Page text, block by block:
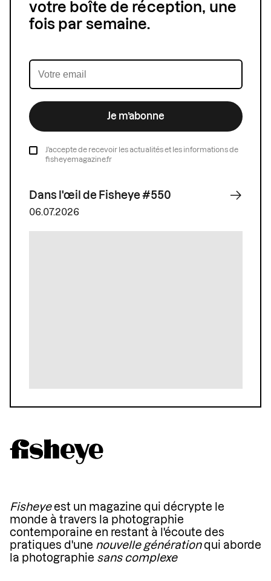
votre boîte de réception, une
fois par semaine.
Je m’abonne
J’accepte de recevoir les actualités et les informations de
fisheyemagazine.fr
Dans l'œil de Fisheye #550
06.07.2026
Fisheyeest un magazine qui décrypte le
monde à travers la photographie
contemporaine en restant à l'écoute des
pratiques d'une nouvelle générationqui aborde
la photographie sans complexe